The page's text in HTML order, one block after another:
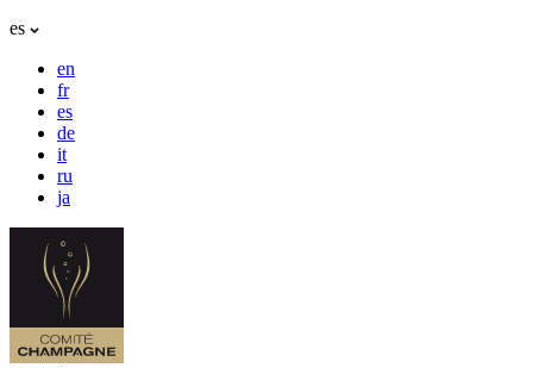
es
en
fr
es
de
it
ru
ja